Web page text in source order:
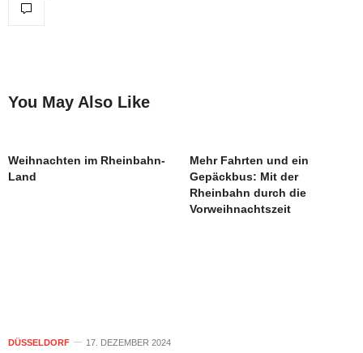
You May Also Like
Weihnachten im Rheinbahn-
Land
Mehr Fahrten und ein
Gepäckbus: Mit der
Rheinbahn durch die
Vorweihnachtszeit
DÜSSELDORF 17. DEZEMBER 2024